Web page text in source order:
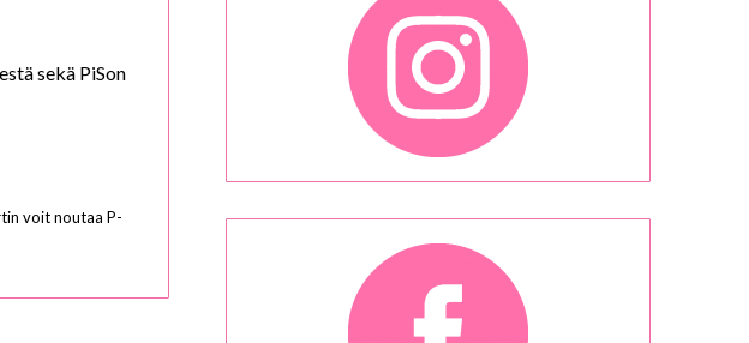
sekä PiSon
voit noutaa P-